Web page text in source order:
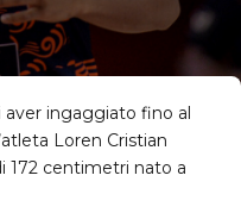
aver ingaggiato fino al
Loren Cristian
172 centimetri nato a